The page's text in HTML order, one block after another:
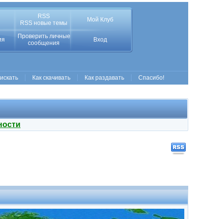
RSS
RSS новые темы
Мой Клуб
Проверить личные
сообщения
Вход
Как скачивать Как раздавать Спасибо!